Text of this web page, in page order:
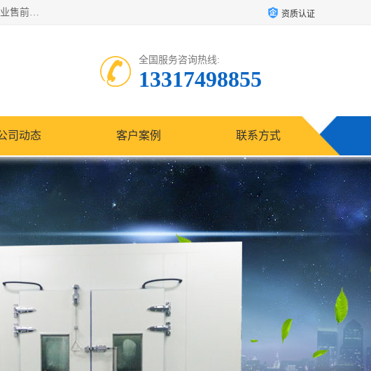
湖南兰思仪器有限公司是一家从事检测仪器研发生产销售和维修保养服务的综合型企业，产品符合国际标准可按需定制专业售前售后工程师，主要有门窗性能体验箱、门窗隔音展示箱、恒温恒湿试验箱、步入式恒温恒湿房、高低温试验箱、老化试验箱、老化试验房、恒温恒湿培养箱、水泥标准养护试验箱、电热鼓风干燥试验箱、真空干燥箱、工业烤箱、盐雾腐蚀试验箱等。 资质认证
全国服务咨询热线:
13317498855
司动态 客户案例 联系方式